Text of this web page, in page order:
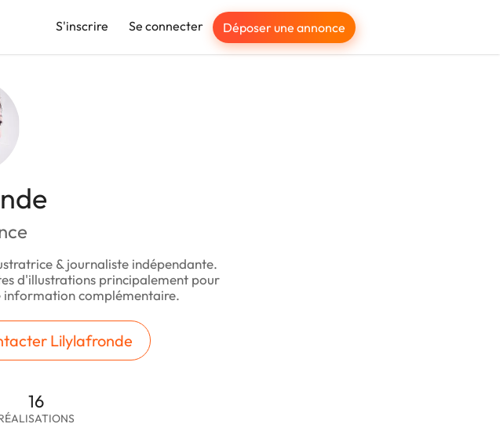
S'inscrire Se connecter Déposer une annonce
& journaliste indépendante.
d'illustrations principalement pour
information complémentaire.
Lilylafronde
16